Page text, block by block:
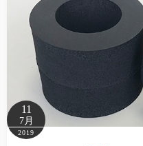
11
7月
2019